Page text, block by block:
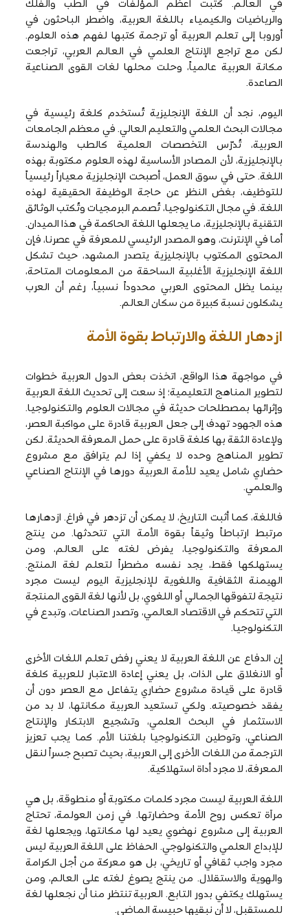
في العالم. كُتبت أعظم المؤلفات في الطب والفلك
والرياضيات والكيمياء باللغة العربية، واضطر الباحثون في
أوروبا إلى تعلم العربية أو ترجمة كتبها لفهم هذه العلوم.
لكن مع تراجع الإنتاج العلمي في العالم العربي، تراجعت
مكانة العربية عالمياً، وحلت محلها لغات القوى الصناعية
الصاعدة.
اليوم، نجد أن اللغة الإنجليزية تُستخدم كلغة رئيسية في
مجالات البحث العلمي والتعليم العالي. في معظم الجامعات
العربية، تُدرّس التخصصات العلمية كالطب والهندسة
بالإنجليزية، لأن المصادر الأساسية لهذه العلوم مكتوبة بهذه
اللغة. حتى في سوق العمل، أصبحت الإنجليزية معياراً رئيسياً
للتوظيف، بغض النظر عن حاجة الوظيفة الحقيقية لهذه
اللغة. في مجال التكنولوجيا، تُصمم البرمجيات وتُكتب الوثائق
التقنية بالإنجليزية، ما يجعلها اللغة الحاكمة في هذا الميدان.
أما في الإنترنت، وهو المصدر الرئيسي للمعرفة في عصرنا، فإن
المحتوى المكتوب بالإنجليزية يتصدر المشهد، حيث تشكل
اللغة الإنجليزية الأغلبية الساحقة من المعلومات المتاحة،
بينما يظل المحتوى العربي محدوداً نسبياً، رغم أن العرب
يشكلون نسبة كبيرة من سكان العالم.
ازدهار اللغة والارتباط بقوة الأمة
في مواجهة هذا الواقع، اتخذت بعض الدول العربية خطوات
لتطوير المناهج التعليمية؛ إذ سعت إلى تحديث اللغة العربية
وإثرائها بمصطلحات حديثة في مجالات العلوم والتكنولوجيا.
هذه الجهود تهدف إلى جعل العربية قادرة على مواكبة العصر،
ولإعادة الثقة بها كلغة قادرة على حمل المعرفة الحديثة. لكن
تطوير المناهج وحده لا يكفي إذا لم يترافق مع مشروع
حضاري شامل يعيد للأمة العربية دورها في الإنتاج الصناعي
والعلمي.
فاللغة، كما أثبت التاريخ، لا يمكن أن تزدهر في فراغ. ازدهارها
مرتبط ارتباطاً وثيقاً بقوة الأمة التي تتحدثها. من ينتج
المعرفة والتكنولوجيا، يفرض لغته على العالم، ومن
يستهلكها فقط، يجد نفسه مضطراً لتعلم لغة المنتج.
الهيمنة الثقافية واللغوية للإنجليزية اليوم ليست مجرد
نتيجة لتفوقها الجمالي أو اللغوي، بل لأنها لغة القوى المنتجة
التي تتحكم في الاقتصاد العالمي، وتصدر الصناعات، وتبدع في
التكنولوجيا.
إن الدفاع عن اللغة العربية لا يعني رفض تعلم اللغات الأخرى
أو الانغلاق على الذات، بل يعني إعادة الاعتبار للعربية كلغة
قادرة على قيادة مشروع حضاري يتفاعل مع العصر دون أن
يفقد خصوصيته. ولكي تستعيد العربية مكانتها، لا بد من
الاستثمار في البحث العلمي، وتشجيع الابتكار والإنتاج
الصناعي، وتوطين التكنولوجيا بلغتنا الأم. كما يجب تعزيز
الترجمة من اللغات الأخرى إلى العربية، بحيث تصبح جسراً لنقل
المعرفة، لا مجرد أداة استهلاكية.
اللغة العربية ليست مجرد كلمات مكتوبة أو منطوقة، بل هي
مرآة تعكس روح الأمة وحضارتها. في زمن العولمة، تحتاج
العربية إلى مشروع نهضوي يعيد لها مكانتها، ويجعلها لغة
للإبداع العلمي والتكنولوجي. الحفاظ على اللغة العربية ليس
مجرد واجب ثقافي أو تاريخي، بل هو معركة من أجل الكرامة
والهوية والاستقلال. من ينتج يصوغ لغته على العالم، ومن
يستهلك يكتفي بدور التابع. العربية تنتظر منا أن نجعلها لغة
للمستقبل، لا أن نبقيها حبيسة الماضي.